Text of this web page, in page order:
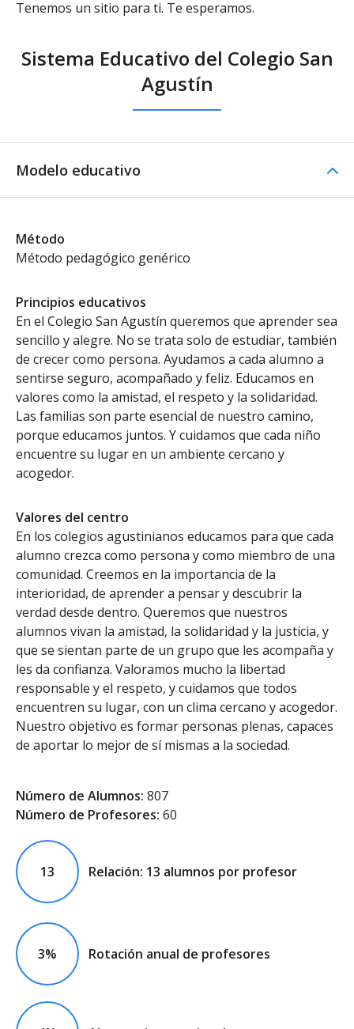
Tenemos un sitio para ti. Te esperamos.
Sistema Educativo del Colegio San
Agustín
Modelo educativo
Método
Método pedagógico genérico
Principios educativos
En el Colegio San Agustín queremos que aprender sea
sencillo y alegre. No se trata solo de estudiar, también
de crecer como persona. Ayudamos a cada alumno a
sentirse seguro, acompañado y feliz. Educamos en
valores como la amistad, el respeto y la solidaridad.
Las familias son parte esencial de nuestro camino,
porque educamos juntos. Y cuidamos que cada niño
encuentre su lugar en un ambiente cercano y
acogedor.
Valores del centro
En los colegios agustinianos educamos para que cada
alumno crezca como persona y como miembro de una
comunidad. Creemos en la importancia de la
interioridad, de aprender a pensar y descubrir la
verdad desde dentro. Queremos que nuestros
alumnos vivan la amistad, la solidaridad y la justicia, y
que se sientan parte de un grupo que les acompaña y
les da confianza. Valoramos mucho la libertad
responsable y el respeto, y cuidamos que todos
encuentren su lugar, con un clima cercano y acogedor.
Nuestro objetivo es formar personas plenas, capaces
de aportar lo mejor de sí mismas a la sociedad.
Número de Alumnos: 807
Número de Profesores: 60
13 Relación: 13 alumnos por profesor
3% Rotación anual de profesores